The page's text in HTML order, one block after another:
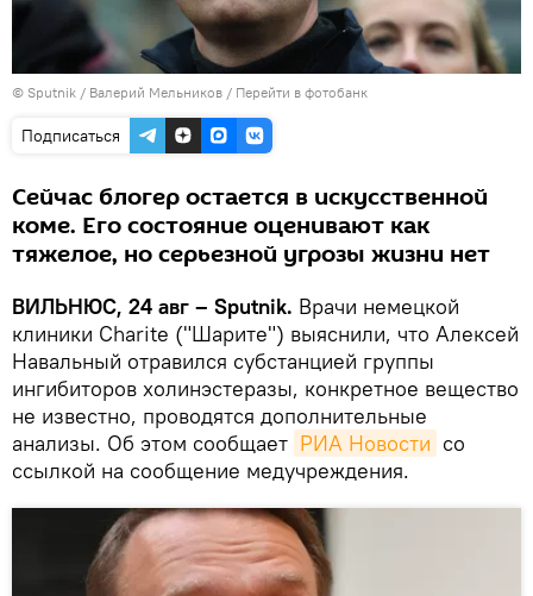
© Sputnik / Валерий Мельников / Перейти в фотобанк
Подписаться
Сейчас блогер остается в искусственной
коме. Его состояние оценивают как
тяжелое, но серьезной угрозы жизни нет
ВИЛЬНЮС, 24 авг – Sputnik. Врачи немецкой
клиники Charite ("Шарите") выяснили, что Алексей
Навальный отравился субстанцией группы
ингибиторов холинэстеразы, конкретное вещество
не известно, проводятся дополнительные
анализы. Об этом сообщает РИА Новости со
ссылкой на сообщение медучреждения.